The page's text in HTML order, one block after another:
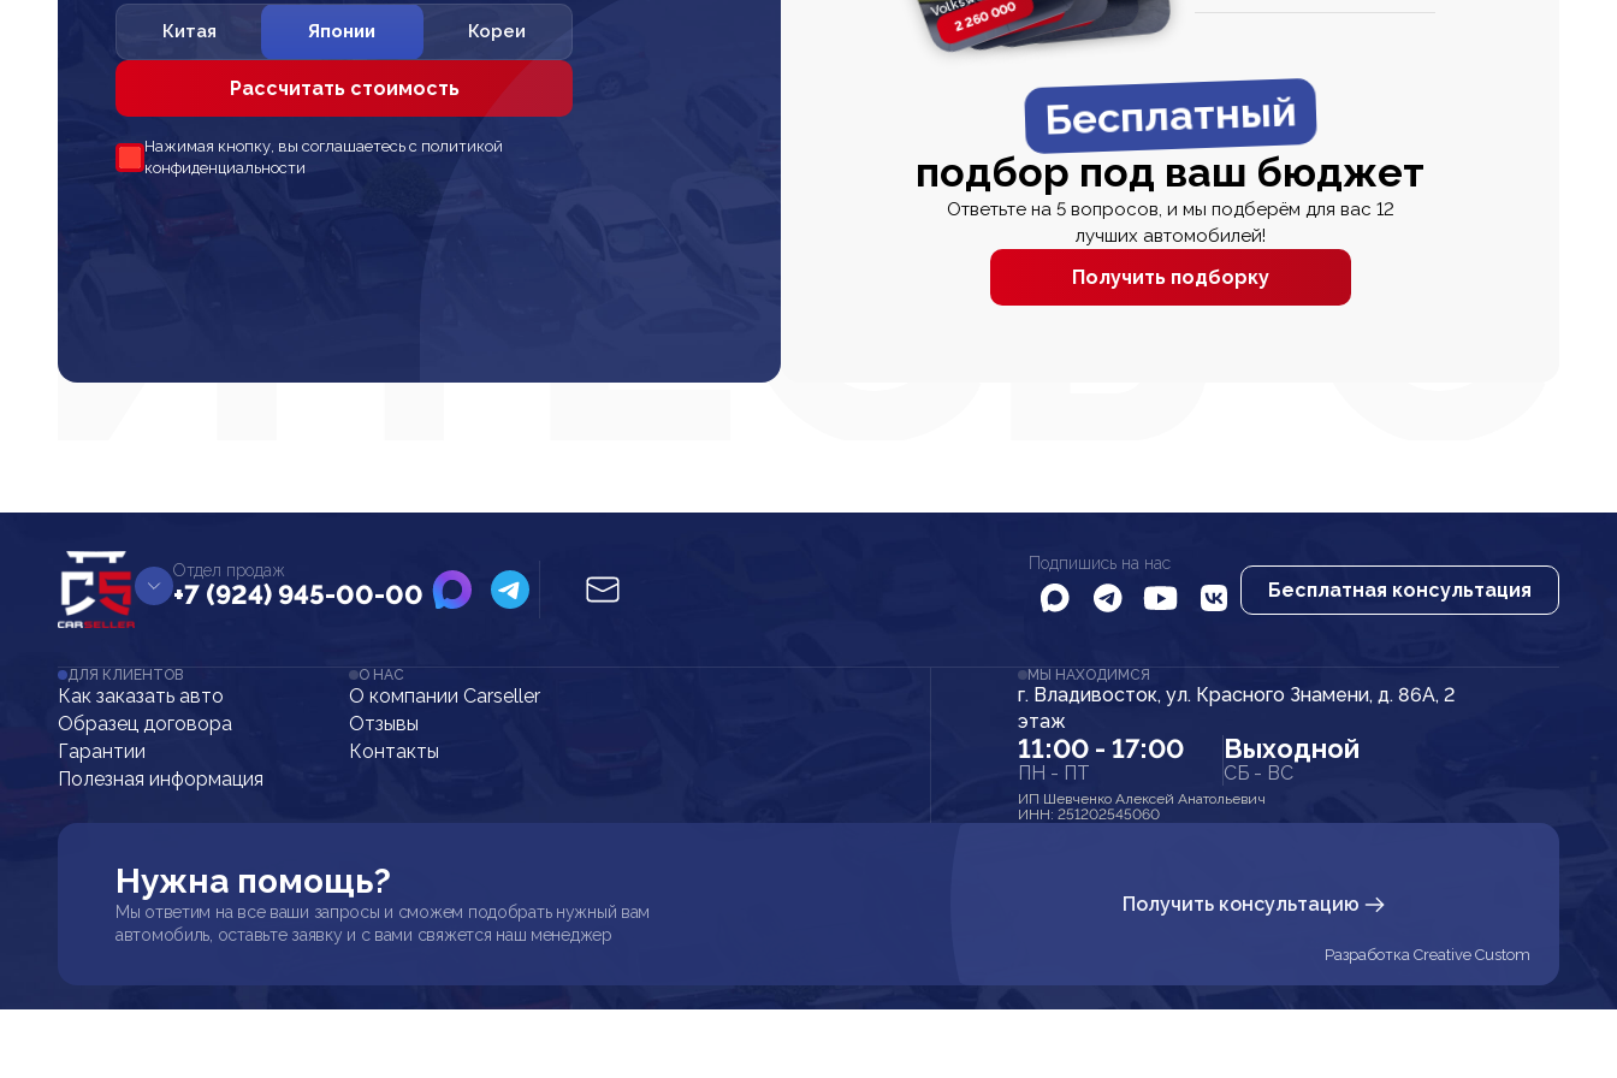
Китая Японии Кореи
Рассчитать стоимость
Нажимая кнопку, вы соглашаетесь с политикой
конфиденциальности
2 260 0002 820 000
2 820 0002 670 000
Бесплатный
подбор под ваш бюджет
Ответьте на 5 вопросов, и мы подберём для вас 12
лучших автомобилей!
Получить подборку
Отдел продаж
+7 (924) 945-00-00
Подпишись на нас
Бесплатная консультация
ДЛЯ КЛИЕНТОВ
Как заказать авто
Образец договора
Гарантии
Полезная информация
О НАС
О компании Carseller
Отзывы
Контакты
МЫ НАХОДИМСЯ
г. Владивосток, ул. Красного Знамени, д. 86А, 2
этаж
11:00 - 17:00
ПН - ПТ
Выходной
СБ - ВС
ИП Шевченко Алексей Анатольевич
ИНН: 251202545060
Нужна помощь?
Мы ответим на все ваши запросы и сможем подобрать нужный вам
автомобиль, оставьте заявку и с вами свяжется наш менеджер
Получить консультацию
Разработка Creative Custom